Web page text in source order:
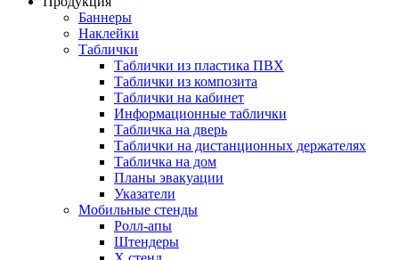
Баннеры
Наклейки
Таблички
Таблички из пластика ПВХ
Таблички из композита
Таблички на кабинет
Информационные таблички
Табличка на дверь
Таблички на дистанционных держателях
Табличка на дом
Планы эвакуации
Указатели
Мобильные стенды
Ролл-апы
Штендеры